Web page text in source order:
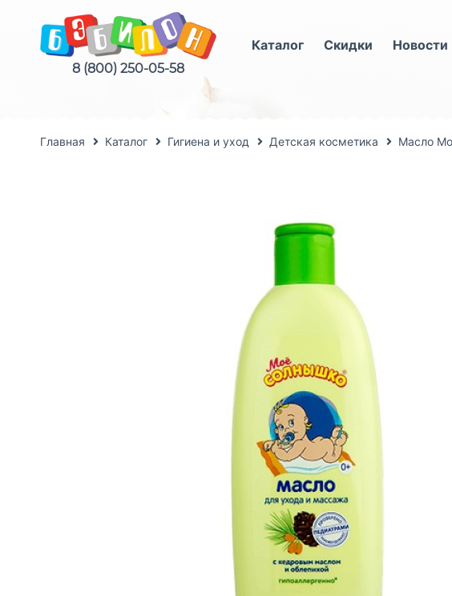
8 (800) 250-05-58
Каталог Скидки Новости
Главная Каталог Гигиена и уход Детская косметика Масло